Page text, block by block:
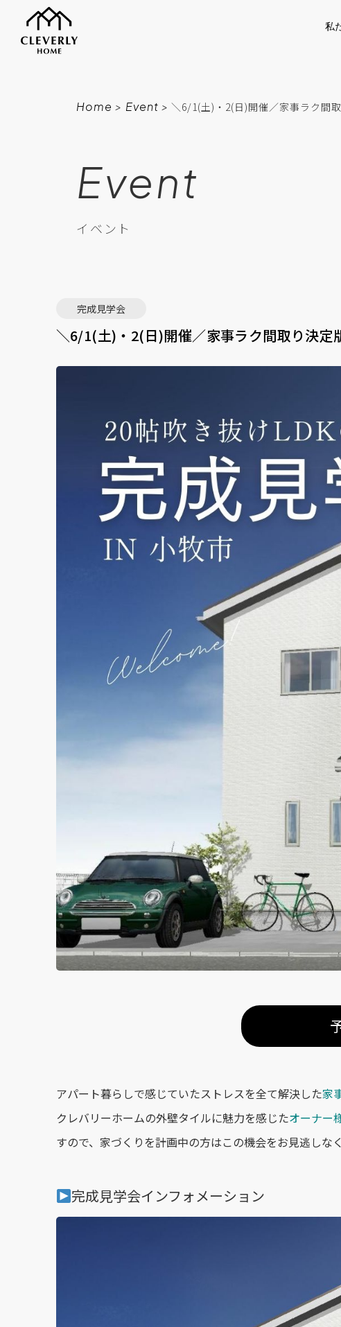
私
Home > Event >＼6/1(土)・2(日)開催／家事ラク間
Event
イベント
完成見学会
＼6/1(土)・2(日)開催／家事ラク間取り決定
アパート暮らしで感じていたストレスを全て解決した家
クレバリーホームの外壁タイルに魅力を感じたオーナー
すので、家づくりを計画中の方はこの機会をお見逃しな
完成見学会インフォメーション